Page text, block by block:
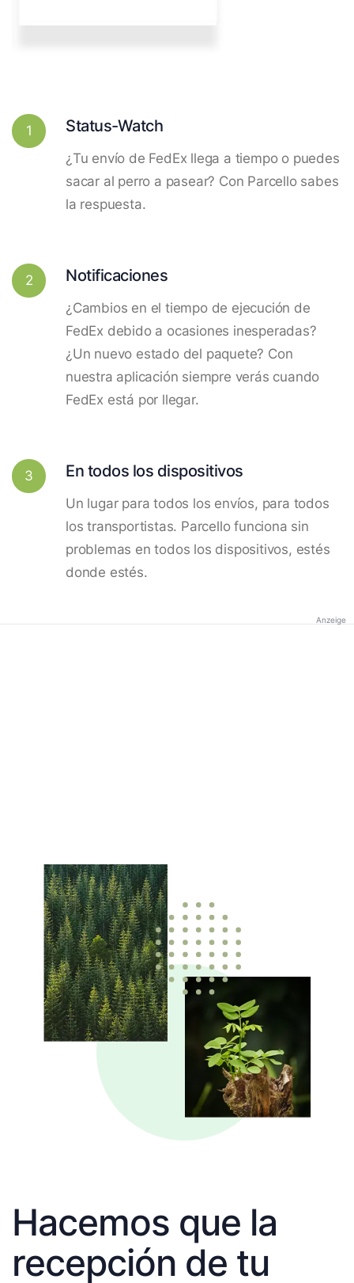
1 Status-Watch
¿Tu envío de FedEx llega a tiempo o puedes
sacar al perro a pasear? Con Parcello sabes
la respuesta.
2 Notificaciones
¿Cambios en el tiempo de ejecución de
FedEx debido a ocasiones inesperadas?
¿Un nuevo estado del paquete? Con
nuestra aplicación siempre verás cuando
FedEx está por llegar.
3 En todos los dispositivos
Un lugar para todos los envíos, para todos
los transportistas. Parcello funciona sin
problemas en todos los dispositivos, estés
donde estés.
Anzeige
Hacemos que la
recepción de tu